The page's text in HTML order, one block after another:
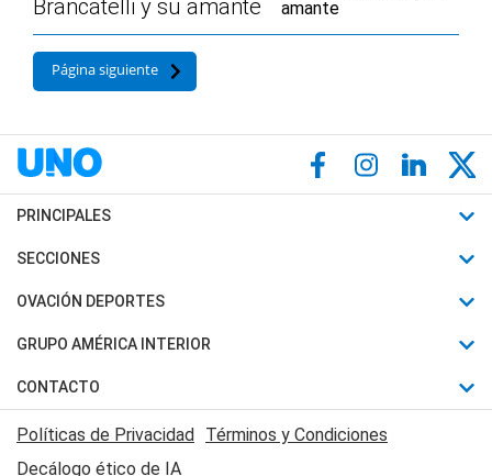
Brancatelli y su amante
Página siguiente
PRINCIPALES
Últimas Noticias
Política
Judiciales
Economia
SECCIONES
Horóscopo
Motores
Trucos caseros
Series y Películas
OVACIÓN DEPORTES
Fútbol
Mundial
Automovilismo
Rugby
GRUPO AMÉRICA INTERIOR
Canal 7 en Vivo
CONTACTO
Acerca de Nosotros
Contactanos
Políticas de Privacidad Términos y Condiciones
Decálogo ético de IA